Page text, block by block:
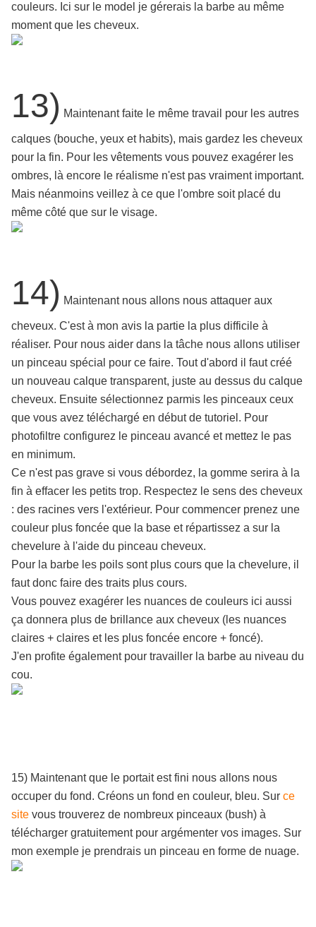
couleurs. Ici sur le model je gérerais la barbe au même
moment que les cheveux.
13) Maintenant faite le même travail pour les autres
calques (bouche, yeux et habits), mais gardez les cheveux
pour la fin. Pour les vêtements vous pouvez exagérer les
ombres, là encore le réalisme n'est pas vraiment important.
Mais néanmoins veillez à ce que l'ombre soit placé du
même côté que sur le visage.
14) Maintenant nous allons nous attaquer aux
cheveux. C'est à mon avis la partie la plus difficile à
réaliser. Pour nous aider dans la tâche nous allons utiliser
un pinceau spécial pour ce faire. Tout d'abord il faut créé
un nouveau calque transparent, juste au dessus du calque
cheveux. Ensuite sélectionnez parmis les pinceaux ceux
que vous avez téléchargé en début de tutoriel. Pour
photofiltre configurez le pinceau avancé et mettez le pas
en minimum.
Ce n'est pas grave si vous débordez, la gomme serira à la
fin à effacer les petits trop. Respectez le sens des cheveux
: des racines vers l'extérieur. Pour commencer prenez une
couleur plus foncée que la base et répartissez a sur la
chevelure à l'aide du pinceau cheveux.
Pour la barbe les poils sont plus cours que la chevelure, il
faut donc faire des traits plus cours.
Vous pouvez exagérer les nuances de couleurs ici aussi
ça donnera plus de brillance aux cheveux (les nuances
claires + claires et les plus foncée encore + foncé).
J'en profite également pour travailler la barbe au niveau du
cou.
15) Maintenant que le portait est fini nous allons nous
occuper du fond. Créons un fond en couleur, bleu. Sur ce
site vous trouverez de nombreux pinceaux (bush) à
télécharger gratuitement pour argémenter vos images. Sur
mon exemple je prendrais un pinceau en forme de nuage.